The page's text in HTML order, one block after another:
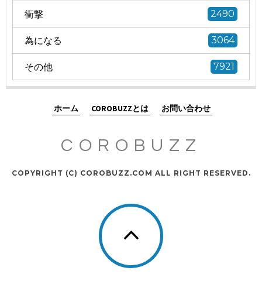
衝撃 2490
為になる 3064
その他 7921
ホーム COROBUZZとは お問い合わせ
COROBUZZ
COPYRIGHT (C) COROBUZZ.COM ALL RIGHT RESERVED.